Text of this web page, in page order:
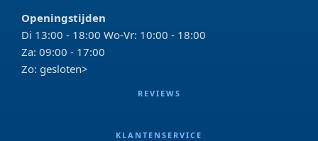
Openingstijden
Di 13:00 - 18:00 Wo-Vr: 10:00 - 18:00
Za: 09:00 - 17:00
Zo: gesloten>
REVIEWS
KLANTENSERVICE